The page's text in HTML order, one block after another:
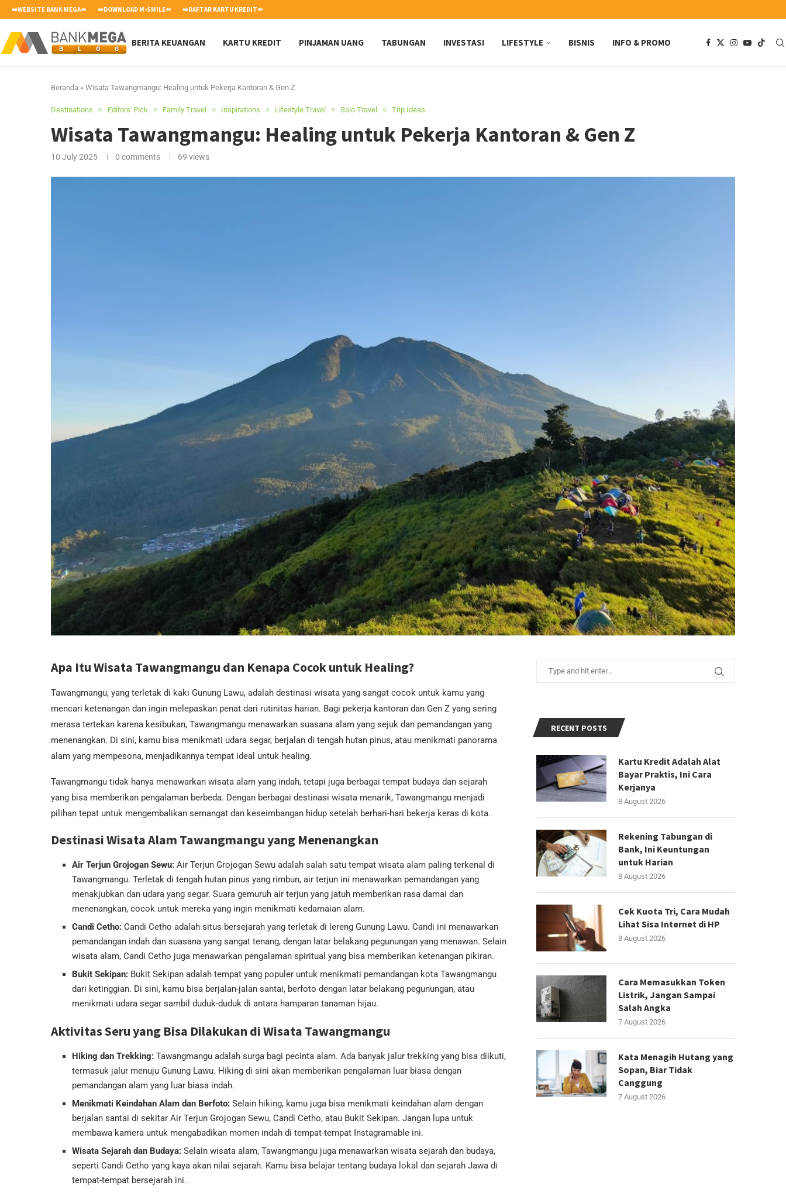
➡️WEBSITE BANK MEGA⬅️ ➡️DOWNLOAD M-SMILE⬅️ ➡️DAFTAR KARTU KREDIT⬅️
BERITA KEUANGAN KARTU KREDIT PINJAMAN UANG TABUNGAN INVESTASI LIFESTYLE BISNIS INFO & PROMO
Beranda » Wisata Tawangmangu: Healing untuk Pekerja Kantoran & Gen Z
Destinations Editors' Pick Family Travel Inspirations Lifestyle Travel Solo Travel Trip Ideas
Wisata Tawangmangu: Healing untuk Pekerja Kantoran & Gen Z
10 July 2025 0 comments 69 views
Apa Itu Wisata Tawangmangu dan Kenapa Cocok untuk Healing?
Tawangmangu, yang terletak di kaki Gunung Lawu, adalah destinasi wisata yang sangat cocok untuk kamu yang
mencari ketenangan dan ingin melepaskan penat dari rutinitas harian. Bagi pekerja kantoran dan Gen Z yang sering
merasa tertekan karena kesibukan, Tawangmangu menawarkan suasana alam yang sejuk dan pemandangan yang
menenangkan. Di sini, kamu bisa menikmati udara segar, berjalan di tengah hutan pinus, atau menikmati panorama
alam yang mempesona, menjadikannya tempat ideal untuk healing.
Tawangmangu tidak hanya menawarkan wisata alam yang indah, tetapi juga berbagai tempat budaya dan sejarah
yang bisa memberikan pengalaman berbeda. Dengan berbagai destinasi wisata menarik, Tawangmangu menjadi
pilihan tepat untuk mengembalikan semangat dan keseimbangan hidup setelah berhari-hari bekerja keras di kota.
Destinasi Wisata Alam Tawangmangu yang Menenangkan
Air Terjun Grojogan Sewu: Air Terjun Grojogan Sewu adalah salah satu tempat wisata alam paling terkenal di
Tawangmangu. Terletak di tengah hutan pinus yang rimbun, air terjun ini menawarkan pemandangan yang
menakjubkan dan udara yang segar. Suara gemuruh air terjun yang jatuh memberikan rasa damai dan
menenangkan, cocok untuk mereka yang ingin menikmati kedamaian alam.
Candi Cetho: Candi Cetho adalah situs bersejarah yang terletak di lereng Gunung Lawu. Candi ini menawarkan
pemandangan indah dan suasana yang sangat tenang, dengan latar belakang pegunungan yang menawan. Selain
wisata alam, Candi Cetho juga menawarkan pengalaman spiritual yang bisa memberikan ketenangan pikiran.
Bukit Sekipan: Bukit Sekipan adalah tempat yang populer untuk menikmati pemandangan kota Tawangmangu
dari ketinggian. Di sini, kamu bisa berjalan-jalan santai, berfoto dengan latar belakang pegunungan, atau
menikmati udara segar sambil duduk-duduk di antara hamparan tanaman hijau.
Aktivitas Seru yang Bisa Dilakukan di Wisata Tawangmangu
Hiking dan Trekking: Tawangmangu adalah surga bagi pecinta alam. Ada banyak jalur trekking yang bisa diikuti,
termasuk jalur menuju Gunung Lawu. Hiking di sini akan memberikan pengalaman luar biasa dengan
pemandangan alam yang luar biasa indah.
Menikmati Keindahan Alam dan Berfoto: Selain hiking, kamu juga bisa menikmati keindahan alam dengan
berjalan santai di sekitar Air Terjun Grojogan Sewu, Candi Cetho, atau Bukit Sekipan. Jangan lupa untuk
membawa kamera untuk mengabadikan momen indah di tempat-tempat Instagramable ini.
Wisata Sejarah dan Budaya: Selain wisata alam, Tawangmangu juga menawarkan wisata sejarah dan budaya,
seperti Candi Cetho yang kaya akan nilai sejarah. Kamu bisa belajar tentang budaya lokal dan sejarah Jawa di
tempat-tempat bersejarah ini.
RECENT POSTS
Kartu Kredit Adalah Alat
Bayar Praktis, Ini Cara
Kerjanya
8 August 2026
Rekening Tabungan di
Bank, Ini Keuntungan
untuk Harian
8 August 2026
Cek Kuota Tri, Cara Mudah
Lihat Sisa Internet di HP
8 August 2026
Cara Memasukkan Token
Listrik, Jangan Sampai
Salah Angka
7 August 2026
Kata Menagih Hutang yang
Sopan, Biar Tidak
Canggung
7 August 2026